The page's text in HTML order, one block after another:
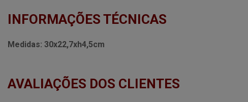
INFORMAÇÕES TÉCNICAS
Medidas: 30x22,7xh4,5cm
AVALIAÇÕES DOS CLIENTES